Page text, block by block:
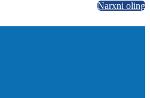
Narxni oling